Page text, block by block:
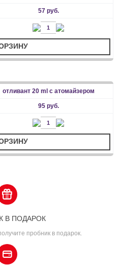
57 руб.
отливант 20 ml с атомайзером
95 руб.
В ПОДАРОК
пробник в подарок.